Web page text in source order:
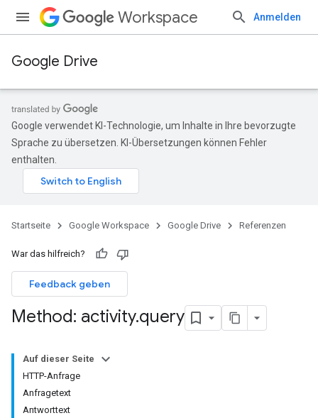
Workspace Anmelden
Google Drive
Google verwendet KI-Technologie, um Inhalte in Ihre bevorzugte
Sprache zu übersetzen. KI-Übersetzungen können Fehler
enthalten.
Startseite Google Workspace Google Drive Referenzen
War das hilfreich?
Feedback geben
Method: activity.query
Auf dieser Seite
HTTP-Anfrage
Anfragetext
Antworttext